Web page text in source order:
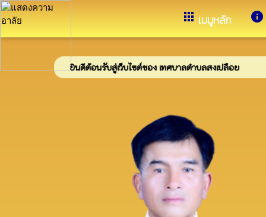
apps เมนูหลัก info
ยินดีต้อนรับสู่เว็บไซต์ของ เทศบาลตำบลสงเปลือย